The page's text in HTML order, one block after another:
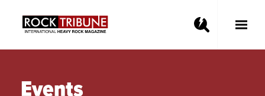
Toggle
Events